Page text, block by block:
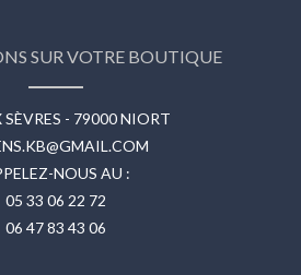
SUR VOTRE BOUTIQUE
SÈVRES - 79000 NIORT
NOUS AU :
05 33 06 22 72
06 47 83 43 06